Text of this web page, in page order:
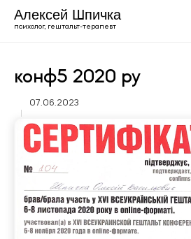
Алексей Шпичка
психолог, гештальт-терапевт
Услуги
Блог
конф5 2020 ру
07.06.2023